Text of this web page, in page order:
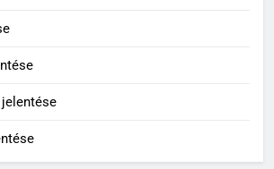
Centenárium jelentése